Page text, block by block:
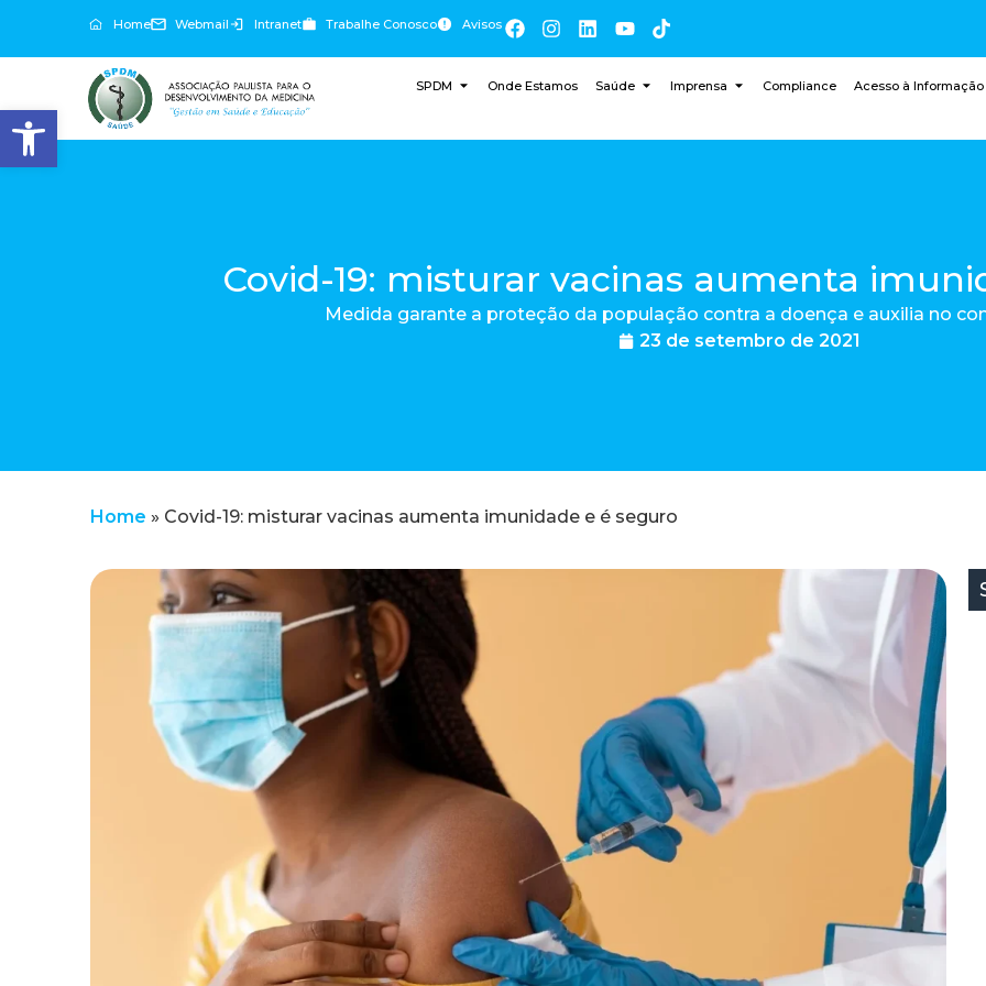
Abrir a barra de ferramentas
Home Webmail Intranet Trabalhe Conosco Avisos
SPDM Onde Estamos Saúde Imprensa Compliance Acesso à Informação
Covid-19: misturar vacinas aumenta
Medida garante a proteção da população contra a doença e auxilia no
23 de setembro de 2021
Home » Covid-19: misturar vacinas aumenta imunidade e é seguro